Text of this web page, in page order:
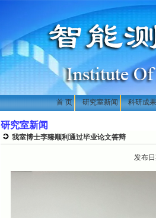
首 页 研究室新闻 科研成果
研究室新闻
我室博士李臻顺利通过毕业论文答辩
发布